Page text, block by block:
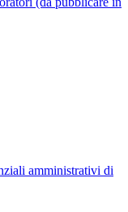
amministrativi di